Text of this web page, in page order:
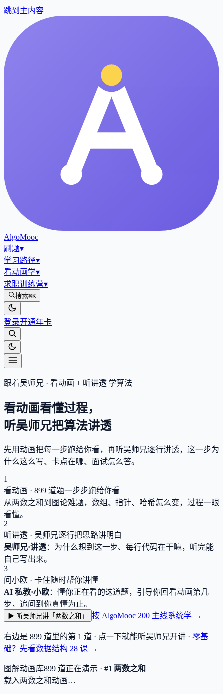
跳到主内容
AlgoMooc
刷题▾
学习路径▾
看动画学▾
求职训练营▾
搜索⌘K
登录开通年卡
跟着吴师兄 · 看动画 + 听讲透 学算法
看动画看懂过程，
听吴师兄把算法讲透
先用动画把每一步跑给你看，再听吴师兄逐行讲透，这一步为
什么这么写、卡点在哪、面试怎么答。
1
看动画 · 899 道题一步步跑给你看
从两数之和到图论难题，数组、指针、哈希怎么变，过程一眼
看懂。
2
听讲透 · 吴师兄逐行把思路讲明白
吴师兄·讲透：为什么想到这一步、每行代码在干嘛，听完能
自己写出来。
3
问小欧 · 卡住随时帮你讲懂
AI 私教·小欧：懂你正在看的这道题，引导你回看动画第几
步，追问到你真懂为止。
▶ 听吴师兄讲「两数之和」 按 AlgoMooc 200 主线系统学 →
右边是 899 道里的第 1 道 · 点一下就能听吴师兄开讲 · 零基
础？先看数据结构 28 课 →
图解动画库899 道正在演示 · #1 两数之和
载入两数之和动画…